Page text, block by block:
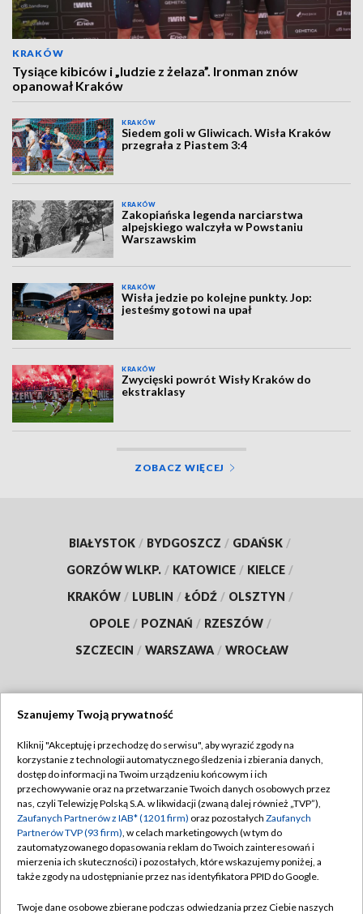
KRAKÓW
Tysiące kibiców i „ludzie z żelaza”. Ironman znów
opanował Kraków
KRAKÓW
Siedem goli w Gliwicach. Wisła Kraków
przegrała z Piastem 3:4
KRAKÓW
Zakopiańska legenda narciarstwa
alpejskiego walczyła w Powstaniu
Warszawskim
KRAKÓW
Wisła jedzie po kolejne punkty. Jop:
jesteśmy gotowi na upał
KRAKÓW
Zwycięski powrót Wisły Kraków do
ekstraklasy
ZOBACZ WIĘCEJ
BIAŁYSTOK / BYDGOSZCZ / GDAŃSK /
GORZÓW WLKP. / KATOWICE / KIELCE /
KRAKÓW / LUBLIN / ŁÓDŹ / OLSZTYN /
OPOLE / POZNAŃ / RZESZÓW /
SZCZECIN / WARSZAWA / WROCŁAW
TVP
Abonament TVP
Emisja w TVP
Centrum informacji TVP
Naziemna Telewizja Cyfrowa
Regulamin TVP
Polityka prywatności
Moje zgody
Pomoc
Szanujemy Twoją prywatność
Kliknij "Akceptuję i przechodzę do serwisu", aby wyrazić zgody na
korzystanie z technologii automatycznego śledzenia i zbierania danych,
dostęp do informacji na Twoim urządzeniu końcowym i ich
przechowywanie oraz na przetwarzanie Twoich danych osobowych przez
nas, czyli Telewizję Polską S.A. w likwidacji (zwaną dalej również „TVP”),
Zaufanych Partnerów z IAB* (1201 firm) oraz pozostałych Zaufanych
Partnerów TVP (93 firm), w celach marketingowych (w tym do
zautomatyzowanego dopasowania reklam do Twoich zainteresowań i
mierzenia ich skuteczności) i pozostałych, które wskazujemy poniżej, a
także zgody na udostępnianie przez nas identyfikatora PPID do Google.
Twoje dane osobowe zbierane podczas odwiedzania przez Ciebie naszych